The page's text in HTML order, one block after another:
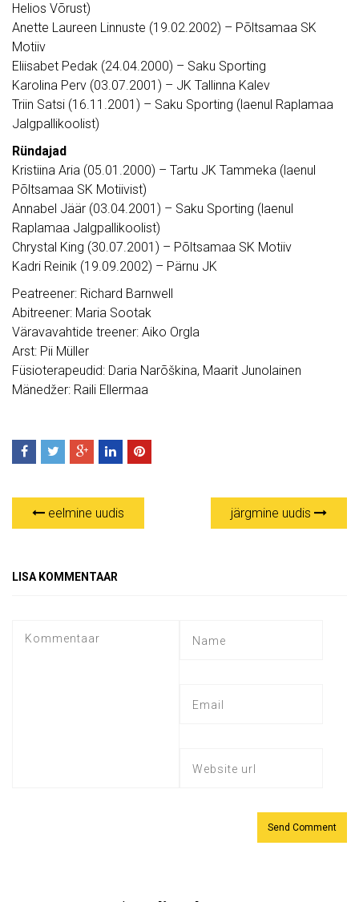
Helios Võrust)
Anette Laureen Linnuste (19.02.2002) – Põltsamaa SK
Motiiv
Eliisabet Pedak (24.04.2000) – Saku Sporting
Karolina Perv (03.07.2001) – JK Tallinna Kalev
Triin Satsi (16.11.2001) – Saku Sporting (laenul Raplamaa
Jalgpallikoolist)
Ründajad
Kristiina Aria (05.01.2000) – Tartu JK Tammeka (laenul
Põltsamaa SK Motiivist)
Annabel Jäär (03.04.2001) – Saku Sporting (laenul
Raplamaa Jalgpallikoolist)
Chrystal King (30.07.2001) – Põltsamaa SK Motiiv
Kadri Reinik (19.09.2002) – Pärnu JK
Peatreener: Richard Barnwell
Abitreener: Maria Sootak
Väravavahtide treener: Aiko Orgla
Arst: Pii Müller
Füsioterapeudid: Daria Narõškina, Maarit Junolainen
Mänedžer: Raili Ellermaa
eelmine uudis järgmine uudis
LISA KOMMENTAAR